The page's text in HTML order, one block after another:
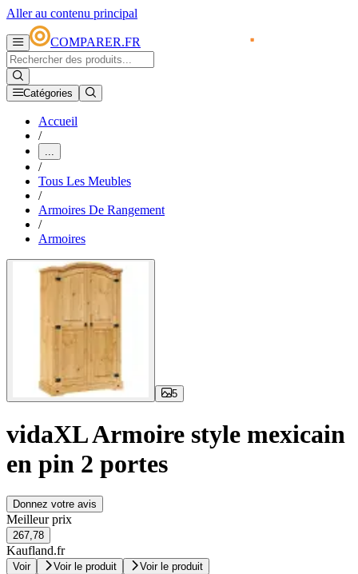
Aller au contenu principal
COMPARER.FR
Catégories
Accueil
/
...
/
Tous Les Meubles
/
Armoires De Rangement
/
Armoires
5
vidaXL Armoire style mexicain
en pin 2 portes
Donnez votre avis
Meilleur prix
267,78
Kaufland.fr
Voir Voir le produit Voir le produit